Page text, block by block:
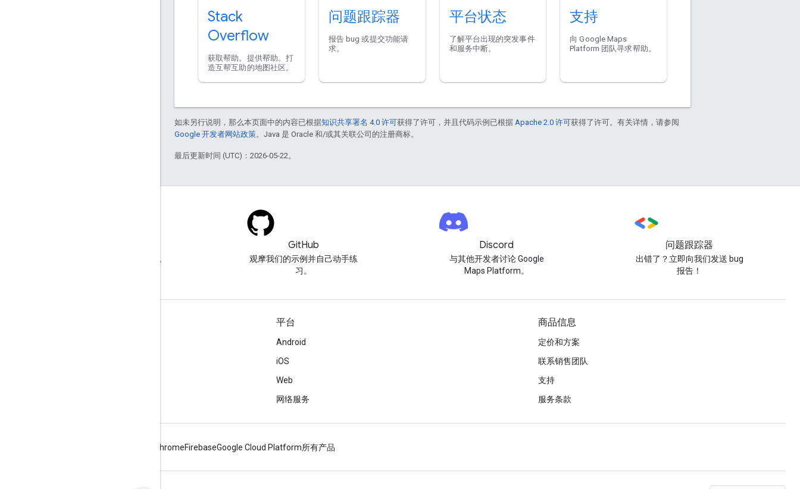
Stack
Overflow
获取帮助。提供帮助。打
造互帮互助的地图社区。
问题跟踪器
报告 bug 或提交功能请
求。
平台状态
了解平台出现的突发事件
和服务中断。
支持
向 Google Maps
Platform 团队寻求帮助。
如未另行说明，那么本页面中的内容已根据知识共享署名 4.0 许可获得了许可，并且代码示例已根据 Apache 2.0 许可获得了许可。有关详情，请参阅
Google 开发者网站政策。Java 是 Oracle 和/或其关联公司的注册商标。
最后更新时间 (UTC)：2026-05-22。
在 google-maps 标签下提问。
GitHub
观摩我们的示例并自己动手练
习。
Discord
与其他开发者讨论 Google
Maps Platform。
问题跟踪器
出错了？立即向我们发送 bug
报告！
平台
Android
iOS
Web
网络服务
商品信息
定价和方案
联系销售团队
支持
服务条款
ChromeFirebaseGoogle Cloud Platform所有产品